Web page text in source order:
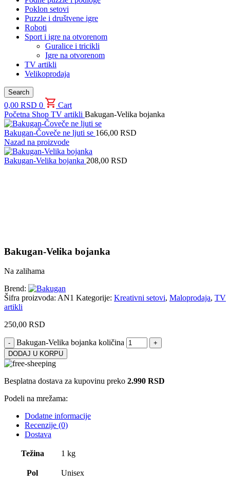
Poklon setovi
Puzzle i društvene igre
Roboti
Sport i igre na otvorenom
Guralice i tricikli
Igre na otvorenom
TV artikli
Velikoprodaja
Search
0,00 RSD 0
Cart
Početna Shop TV artikli Bakugan-Velika bojanka
Bakugan-Čoveče ne ljuti se 166,00 RSD
Nazad na proizvode
Bakugan-Velika bojanka 208,00 RSD
Bakugan-Velika bojanka
Na zalihama
Brend:
Šifra proizvoda: AN1 Kategorije: Kreativni setovi, Maloprodaja, TV
artikli
250,00 RSD
Bakugan-Velika bojanka količina
DODAJ U KORPU
Besplatna dostava za kupovinu preko 2.990 RSD
Podeli na mrežama:
Dodatne informacije
Recenzije (0)
Dostava
Težina 1 kg
Pol Unisex